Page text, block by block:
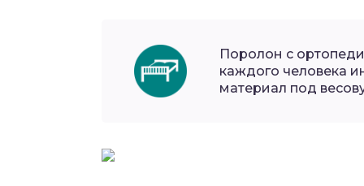
Поролон с
каждого человека
материал под